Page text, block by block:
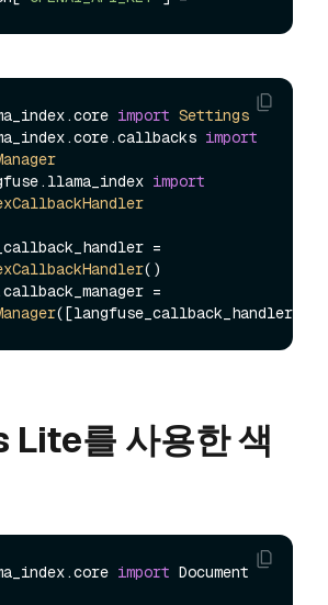
core import Settings
core.callbacks import
llama_index import
callback_manager
Lite를 사용한 색
import Document